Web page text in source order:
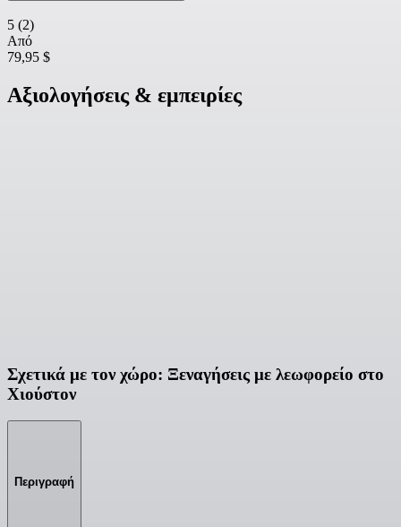
5 (2)
Από
79,95 $
Αξιολογήσεις & εμπειρίες
Σχετικά με τον χώρο: Ξεναγήσεις με λεωφορείο στο
Χιούστον
Περιγραφή